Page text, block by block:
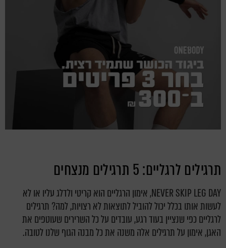
תרגילים לרגליים: 5 תרגילים מנצחים
NEVER SKIP LEG DAY, אימון הרגליים הוא קריטי ולדלג עליו או לא
לעשות אותו בכלל יכול להוביל לתוצאות לא רצויות, למה? תרגילים
לרגליים כפי שנציין בעוד רגע, עובדים על כל השרירים שעוטפים את
האגן, אימון על תרגילים אלה משנה את כל מבנה הגוף שלנו לטובה.